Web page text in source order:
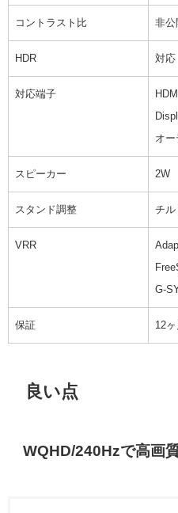
コントラスト比 非公
HDR 対応
対応端子
オー
スピーカー 2W
スタンド調整 チル
VRR
G-
保証 12ヶ
良い点
WQHD/240Hzで高画